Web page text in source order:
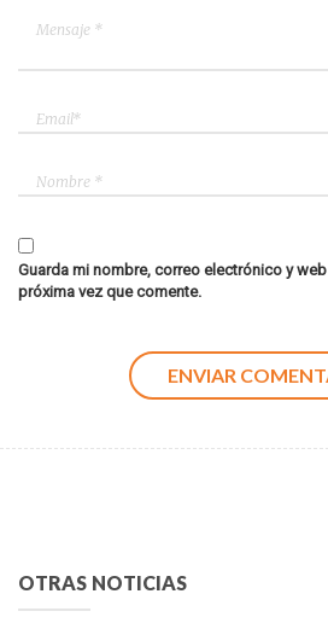
Guarda mi nombre, correo electrónico y
próxima vez que comente.
OTRAS NOTICIAS